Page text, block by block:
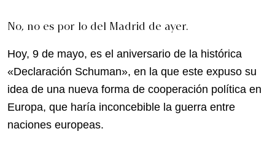
No, no es por lo del Madrid de ayer.
Hoy, 9 de mayo, es el aniversario de la histórica
«Declaración Schuman», en la que este expuso su
idea de una nueva forma de cooperación política en
Europa, que haría inconcebible la guerra entre
naciones europeas.